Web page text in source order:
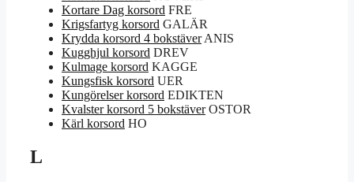
Kortare Dag korsord FRE
Krigsfartyg korsord GALÄR
Krydda korsord 4 bokstäver ANIS
Kugghjul korsord DREV
Kulmage korsord KAGGE
Kungsfisk korsord UER
Kungörelser korsord EDIKTEN
Kvalster korsord 5 bokstäver OSTOR
Kärl korsord HO
L